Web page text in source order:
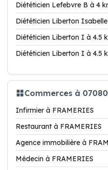
Diététicien Lefebvre B à 4
Diététicien Liberton
Diététicien Liberton I à 4.5
Diététicien Liberton I à 4.5
Commerces à 07080
Infirmier à FRAMERIES
Restaurant à FRAMERIES
Agence immobilière à
Médecin à FRAMERIES